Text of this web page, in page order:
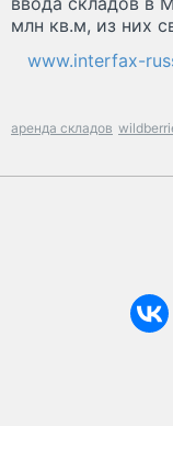
млн кв.м, из них
www.interfax-
аренда складов